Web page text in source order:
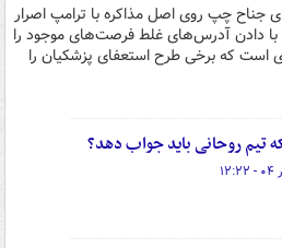
جناح چپ روی اصل مذاکره با ترامپ اصرار
با دادن آدرس‌های غلط فرصت‌های موجود را
است که برخی طرح استعفای پزشکیان را
تیم روحانی باید جواب دهد؟